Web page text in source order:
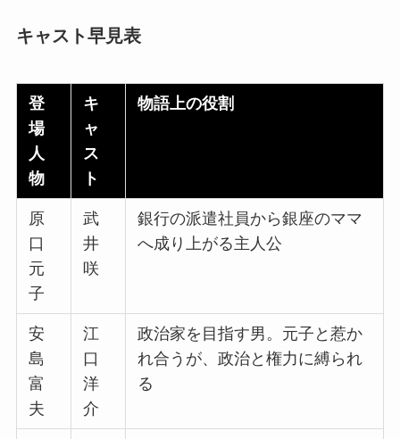
キャスト早見表
登
場
人
物
キ
ャ
ス
ト
物語上の役割
原
口
元
子
武
井
咲
銀行の派遣社員から銀座のママ
へ成り上がる主人公
安
島
富
夫
江
口
洋
介
政治家を目指す男。元子と惹か
れ合うが、政治と権力に縛られ
る